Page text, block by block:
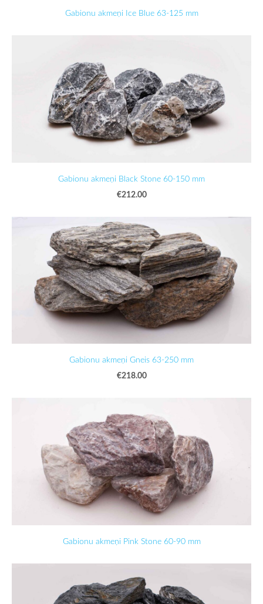
Gabionu akmeņi Ice Blue 63-125 mm
Gabionu akmeņi Black Stone 60-150 mm
€212.00
Gabionu akmeņi Gneis 63-250 mm
€218.00
Gabionu akmeņi Pink Stone 60-90 mm